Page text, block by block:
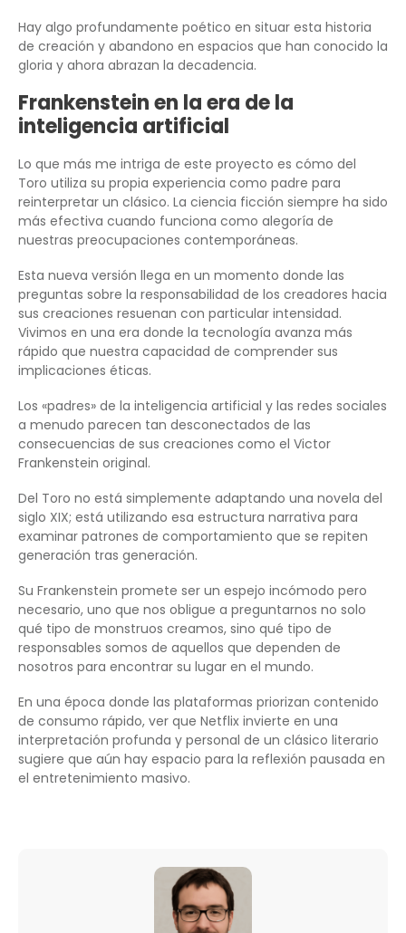
Hay algo profundamente poético en situar esta historia
de creación y abandono en espacios que han conocido la
gloria y ahora abrazan la decadencia.
Frankenstein en la era de la
inteligencia artificial
Lo que más me intriga de este proyecto es cómo del
Toro utiliza su propia experiencia como padre para
reinterpretar un clásico. La ciencia ficción siempre ha sido
más efectiva cuando funciona como alegoría de
nuestras preocupaciones contemporáneas.
Esta nueva versión llega en un momento donde las
preguntas sobre la responsabilidad de los creadores hacia
sus creaciones resuenan con particular intensidad.
Vivimos en una era donde la tecnología avanza más
rápido que nuestra capacidad de comprender sus
implicaciones éticas.
Los «padres» de la inteligencia artificial y las redes sociales
a menudo parecen tan desconectados de las
consecuencias de sus creaciones como el Victor
Frankenstein original.
Del Toro no está simplemente adaptando una novela del
siglo XIX; está utilizando esa estructura narrativa para
examinar patrones de comportamiento que se repiten
generación tras generación.
Su Frankenstein promete ser un espejo incómodo pero
necesario, uno que nos obligue a preguntarnos no solo
qué tipo de monstruos creamos, sino qué tipo de
responsables somos de aquellos que dependen de
nosotros para encontrar su lugar en el mundo.
En una época donde las plataformas priorizan contenido
de consumo rápido, ver que Netflix invierte en una
interpretación profunda y personal de un clásico literario
sugiere que aún hay espacio para la reflexión pausada en
el entretenimiento masivo.